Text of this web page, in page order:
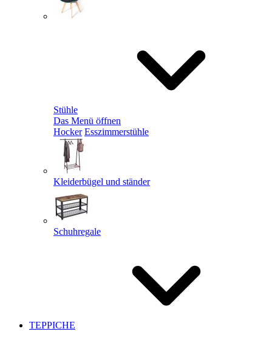
Stühle
Das Menü öffnen
Hocker Esszimmerstühle
Kleiderbügel und ständer
Schuhregale
TEPPICHE